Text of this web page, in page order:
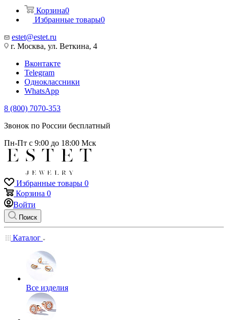
Корзина0
Избранные товары0
estet@estet.ru
г. Москва, ул. Веткина, 4
Вконтакте
Telegram
Одноклассники
WhatsApp
8 (800) 7070-353
Звонок по России бесплатный
Пн-Пт с 9:00 до 18:00 Мск
Избранные товары 0
Корзина 0
Войти
Поиск
Каталог
Все изделия